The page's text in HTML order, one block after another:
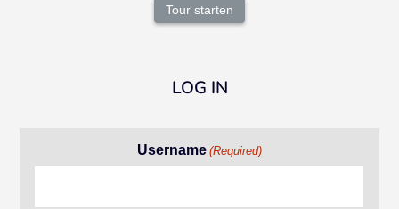
Tour starten
LOG IN
Username (Required)